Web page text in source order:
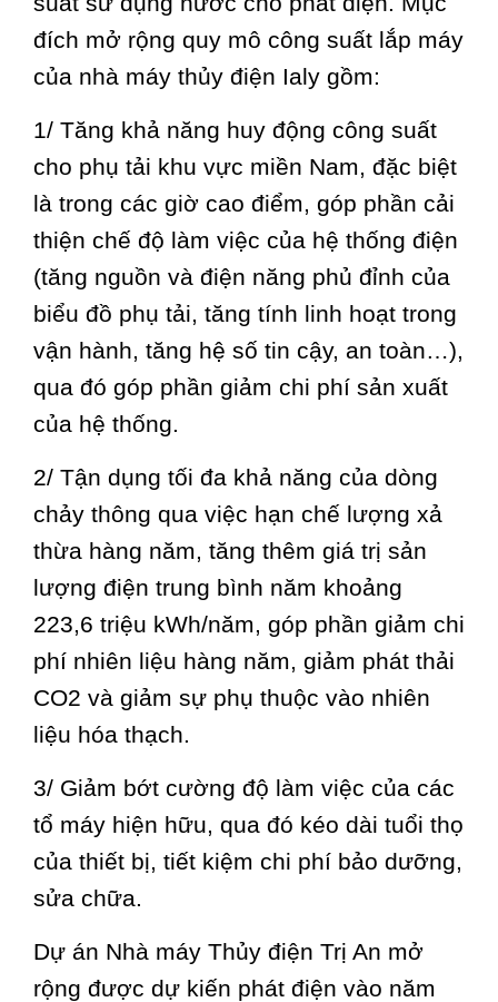
đích mở rộng quy mô công suất lắp máy
của nhà máy thủy điện Ialy gồm:
1/ Tăng khả năng huy động công suất
cho phụ tải khu vực miền Nam, đặc biệt
là trong các giờ cao điểm, góp phần cải
thiện chế độ làm việc của hệ thống điện
(tăng nguồn và điện năng phủ đỉnh của
biểu đồ phụ tải, tăng tính linh hoạt trong
vận hành, tăng hệ số tin cậy, an toàn…),
qua đó góp phần giảm chi phí sản xuất
của hệ thống.
2/ Tận dụng tối đa khả năng của dòng
chảy thông qua việc hạn chế lượng xả
thừa hàng năm, tăng thêm giá trị sản
lượng điện trung bình năm khoảng
223,6 triệu kWh/năm, góp phần giảm chi
phí nhiên liệu hàng năm, giảm phát thải
CO2 và giảm sự phụ thuộc vào nhiên
liệu hóa thạch.
3/ Giảm bớt cường độ làm việc của các
tổ máy hiện hữu, qua đó kéo dài tuổi thọ
của thiết bị, tiết kiệm chi phí bảo dưỡng,
sửa chữa.
Dự án Nhà máy Thủy điện Trị An mở
rộng được dự kiến phát điện vào năm